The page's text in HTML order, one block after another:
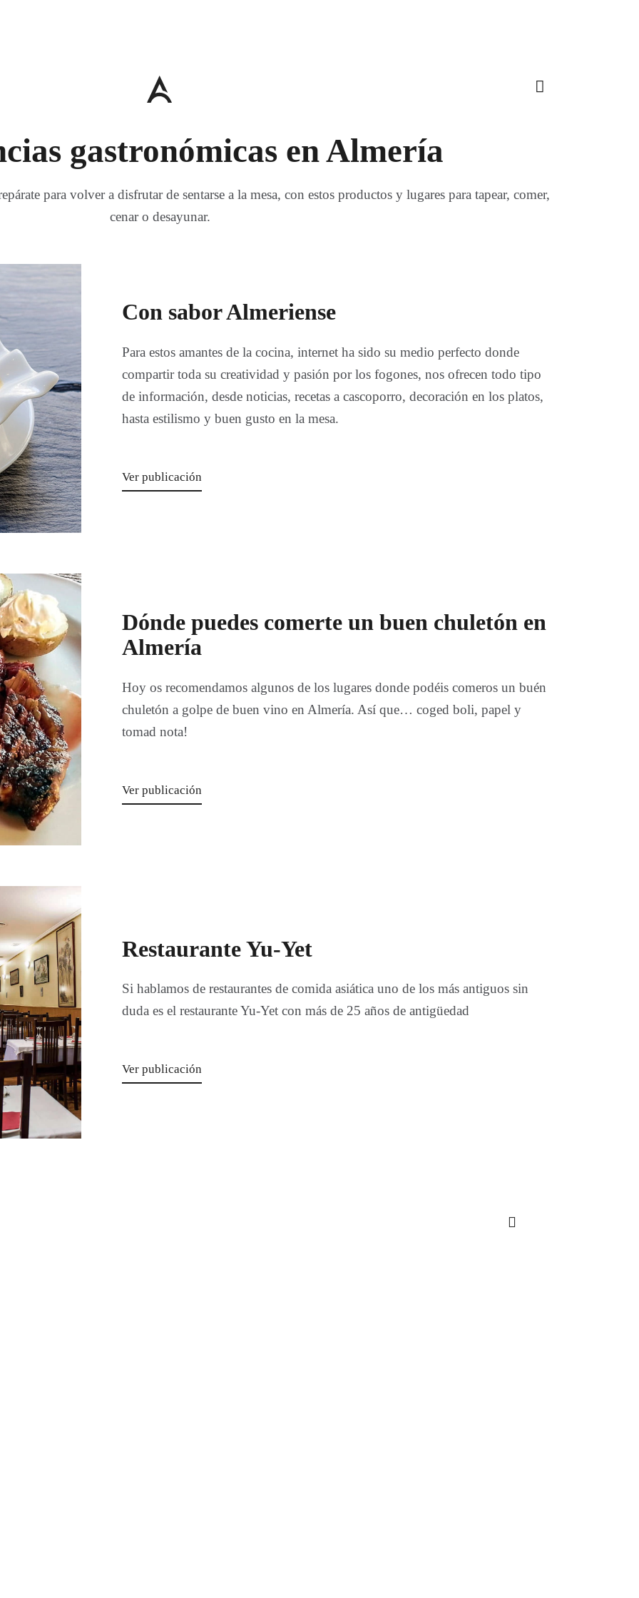
gastronómicas en Almería
para volver a disfrutar de sentarse a la mesa, con estos productos y lugares para tapear, comer,
cenar o desayunar.
Con sabor Almeriense
Para estos amantes de la cocina, internet ha sido su medio perfecto donde
compartir toda su creatividad y pasión por los fogones, nos ofrecen todo tipo
de información, desde noticias, recetas a cascoporro, decoración en los platos,
hasta estilismo y buen gusto en la mesa.
Ver publicación
Dónde puedes comerte un buen chuletón en
Almería
Hoy os recomendamos algunos de los lugares donde podéis comeros un buén
chuletón a golpe de buen vino en Almería. Así que… coged boli, papel y
tomad nota!
Ver publicación
Restaurante Yu-Yet
Si hablamos de restaurantes de comida asiática uno de los más antiguos sin
duda es el restaurante Yu-Yet con más de 25 años de antigüedad
Ver publicación